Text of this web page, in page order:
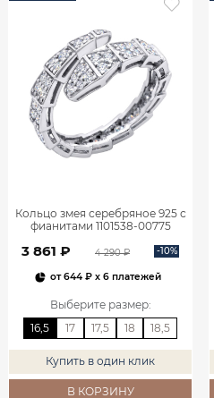
Кольцо змея серебряное 925 с
фианитами 1101538-00775
3 861 ₽ 4 290 ₽ -10%
от644 ₽ x 6 платежей
Выберите размер:
16,5
17 17,5 18 18,5
Купить в один клик
В КОРЗИНУ